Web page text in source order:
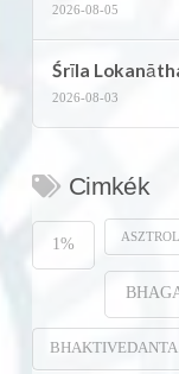
2026-08-05
Śrīla
2026-08-03
Cimkék
1%